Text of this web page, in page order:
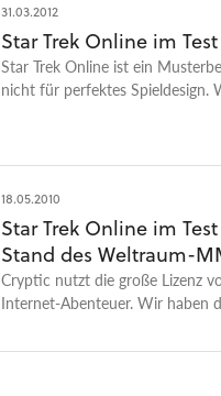
31.03.2012
Star Trek Online im
Star Trek Online ist ein
nicht für perfektes Spieldesign.
18.05.2010
Star Trek Online im
Stand des Weltraum-
Cryptic nutzt die große Lizenz
Internet-Abenteuer. Wir haben